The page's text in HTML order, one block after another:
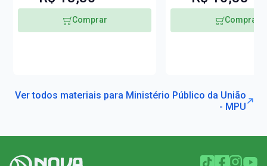
Comprar Comprar
Ver todos materiais para Ministério Público da União
- MPU